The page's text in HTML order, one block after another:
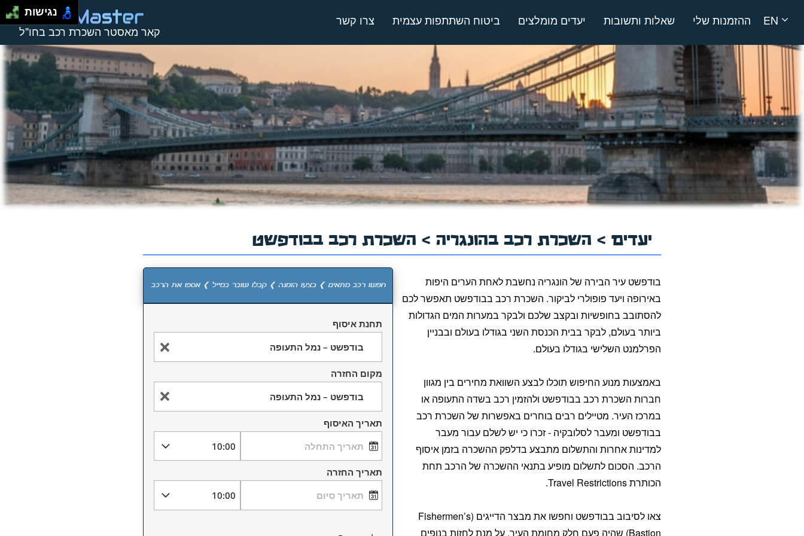
קאר מאסטר השכרת רכב בחו"ל
צרו קשר ביטוח השתתפות עצמית יעדים מומלצים שאלות ותשובות ההזמנות שלי EN
יעדים > השכרת רכב בהונגריה > השכרת רכב בבודפשט
חפשו רכב מתאים ❯ בצעו הזמנה ❯ קבלו שובר במייל ❯ אספו את הרכב
תחנת איסוף
מקום החזרה
תאריך האיסוף
תאריך החזרה
בודפשט עיר הבירה של הונגריה נחשבת לאחת הערים היפות
באירופה ויעד פופולרי לביקור. השכרת רכב בבודפשט תאפשר לכם
להסתובב בחופשיות ובקצב שלכם ולבקר במערות המים הגדולות
ביותר בעולם, לבקר בבית הכנסת השני בגודלו בעולם ובבניין
הפרלמנט השלישי בגודלו בעולם.
באמצעות מנוע החיפוש תוכלו לבצע השוואת מחירים בין מגוון
חברות השכרת רכב בבודפשט ולהזמין רכב בשדה התעופה או
במרכז העיר. מטיילים רבים בוחרים באפשרות של השכרת רכב
בבודפשט ומעבר לסלובקיה - זכרו כי יש לשלם עבור מעבר
למדינות אחרות והתשלום מתבצע בדלפק ההשכרה בזמן איסוף
הרכב. הסכום לתשלום מופיע בתנאי ההשכרה של הרכב תחת
הכותרת Travel Restrictions.
צאו לסיבוב בבודפשט וחפשו את מבצר הדייגים (Fishermen’s
Bastion) שהיה פעם חלק מחומת העיר, על מנת לחזות בנופים
נגישות